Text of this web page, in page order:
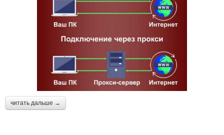
читать дальше →